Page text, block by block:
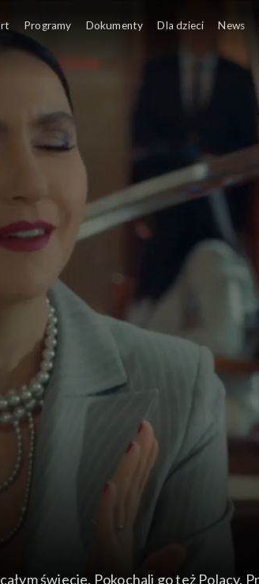
świecie. Pokochali go też
Programy Dokumenty Dla dzieci News